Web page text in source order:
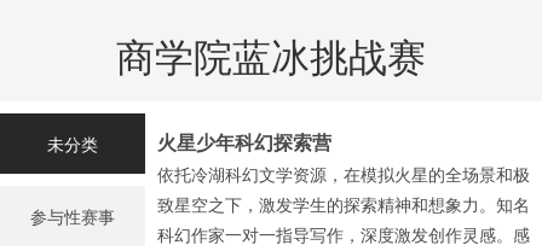
商学院蓝冰挑战赛
未分类
参与性赛事
火星少年科幻探索营
依托冷湖科幻文学资源，在模拟火星的全场景和极
致星空之下，激发学生的探索精神和想象力。知名
科幻作家一对一指导写作，深度激发创作灵感。感